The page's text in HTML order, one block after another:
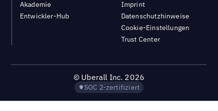
Akademie
Entwickler-Hub
Imprint
Datenschutzhinweise
Cookie-Einstellungen
Trust Center
© Uberall Inc. 2026
SOC 2-zertifiziert